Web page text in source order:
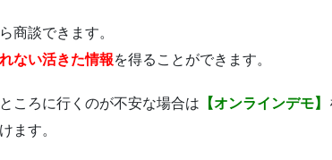
商談できます。
ない活きた情報を得ることができます。
ころに行くのが不安な場合は 【オンラインデモ】
ます。